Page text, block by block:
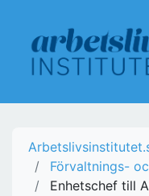
Förvaltnings-
Enhetschef till